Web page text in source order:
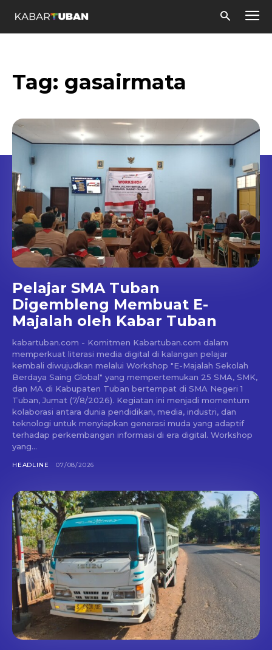
Tag: gasairmata
Pelajar SMA Tuban
Digembleng Membuat E-
Majalah oleh Kabar Tuban
kabartuban.com - Komitmen Kabartuban.com dalam
memperkuat literasi media digital di kalangan pelajar
kembali diwujudkan melalui Workshop "E-Majalah Sekolah
Berdaya Saing Global" yang mempertemukan 25 SMA, SMK,
dan MA di Kabupaten Tuban bertempat di SMA Negeri 1
Tuban, Jumat (7/8/2026). Kegiatan ini menjadi momentum
kolaborasi antara dunia pendidikan, media, industri, dan
teknologi untuk menyiapkan generasi muda yang adaptif
terhadap perkembangan informasi di era digital. Workshop
yang...
HEADLINE 07/08/2026